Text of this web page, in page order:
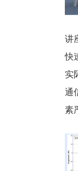
讲
快
实
通
素